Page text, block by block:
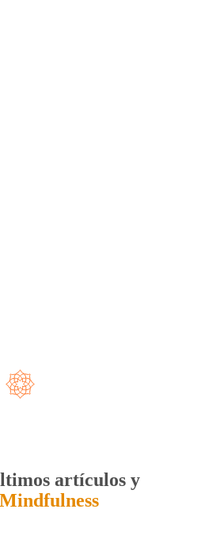
artículos y
Mindfulness